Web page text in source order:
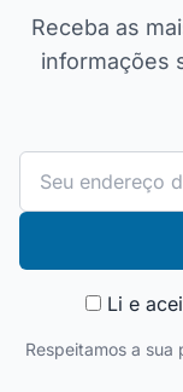
Receba as
informações
Li e
Respeitamos a